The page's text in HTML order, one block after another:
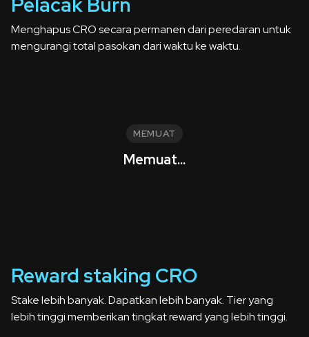
Menghapus CRO secara permanen dari peredaran untuk
mengurangi total pasokan dari waktu ke waktu.
MEMUAT
Memuat...
Reward staking CRO
Stake lebih banyak. Dapatkan lebih banyak. Tier yang
lebih tinggi memberikan tingkat reward yang lebih tinggi.